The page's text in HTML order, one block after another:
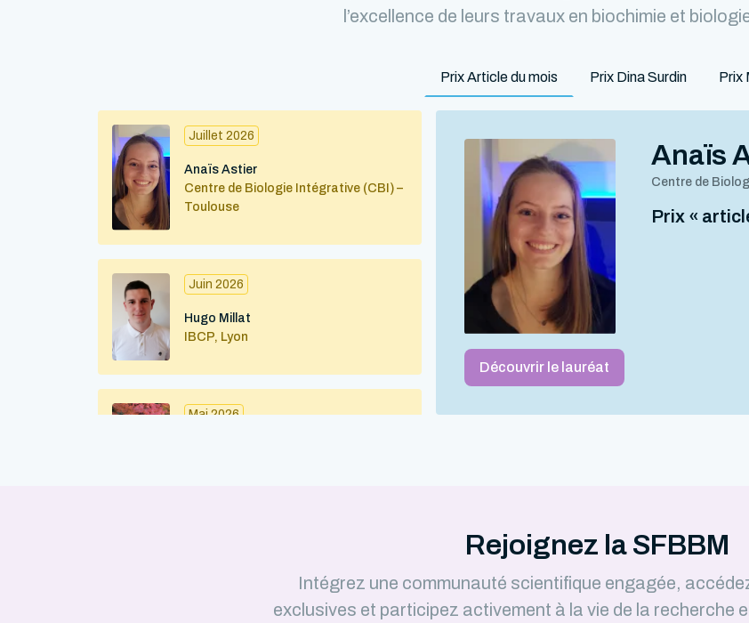
l’excellence de leurs travaux en biochimie et
Prix Article du mois Prix Dina Surdin Prix
Juillet 2026
Anaïs Astier
Centre de Biologie Intégrative (CBI) –
Toulouse
Juin 2026
Hugo Millat
IBCP, Lyon
Mai 2026
LISM (CNRS / Aix-Marseille
Anaïs
Centre de
Prix «
Découvrir le lauréat
Rejoignez la SFBBM
Intégrez une communauté scientifique engagée,
exclusives et participez activement à la vie de la recherche